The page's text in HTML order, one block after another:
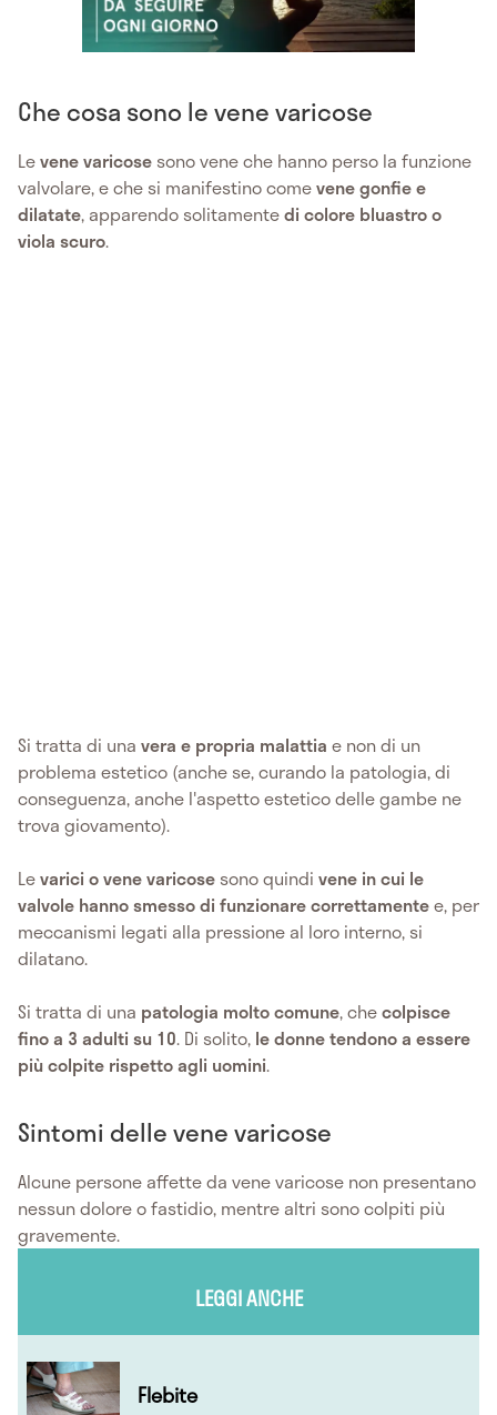
Che cosa sono le vene varicose
Levene varicose sono vene che hanno perso la funzione
valvolare, e che si manifestino comevene gonfie e
dilatate, apparendo solitamentedi colore bluastro o
viola scuro.
Si tratta di una vera e propria malattia e non di un
problema estetico (anche se, curando la patologia, di
conseguenza, anche l'aspetto estetico delle gambe ne
trova giovamento).
Levarici o vene varicose sono quindi vene in cui le
valvole hanno smesso di funzionare correttamentee, per
meccanismi legati alla pressione al loro interno, si
dilatano.
Si tratta di una patologia molto comune, checolpisce
fino a 3 adulti su 10. Di solito, le donne tendono a essere
più colpite rispetto agli uomini.
Sintomi delle vene varicose
Alcune persone affette da vene varicose non presentano
nessun dolore o fastidio, mentre altri sono colpiti più
gravemente.
LEGGI ANCHE
Flebite